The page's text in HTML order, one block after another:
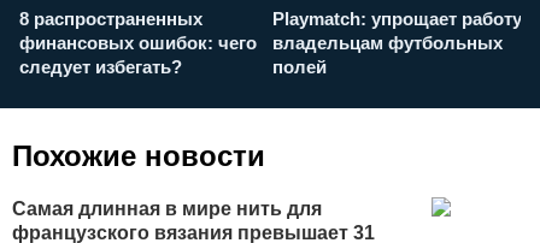
8 распространенных
финансовых ошибок: чего
следует избегать?
Playmatch: упрощает работу
владельцам футбольных
полей
Похожие новости
Самая длинная в мире нить для
французского вязания превышает 31